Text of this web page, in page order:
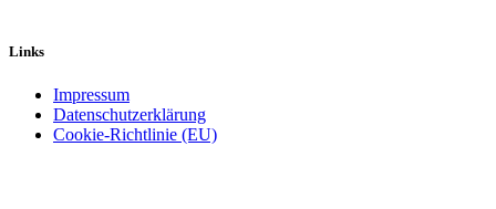
Links
Impressum
Datenschutzerklärung
Cookie-Richtlinie (EU)